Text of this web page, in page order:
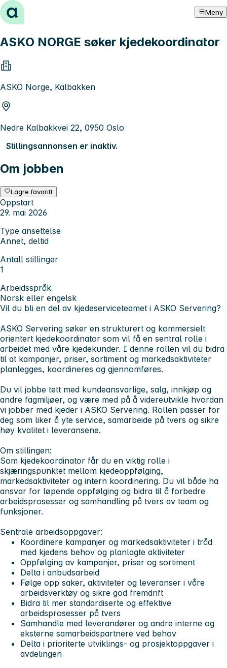
Hopp til innhold Meny
ASKO NORGE søker kjedekoordinator
ASKO Norge, Kalbakken
Nedre Kalbakkvei 22, 0950 Oslo
Stillingsannonsen er inaktiv.
Om jobben
Lagre favoritt
Oppstart
29. mai 2026
Type ansettelse
Annet, deltid
Antall stillinger
1
Arbeidsspråk
Norsk eller engelsk
Vil du bli en del av kjedeserviceteamet i ASKO Servering?
ASKO Servering søker en strukturert og kommersielt
orientert kjedekoordinator som vil få en sentral rolle i
arbeidet med våre kjedekunder. I denne rollen vil du bidra
til at kampanjer, priser, sortiment og markedsaktiviteter
planlegges, koordineres og gjennomføres.
Du vil jobbe tett med kundeansvarlige, salg, innkjøp og
andre fagmiljøer, og være med på å videreutvikle hvordan
vi jobber med kjeder i ASKO Servering. Rollen passer for
deg som liker å yte service, samarbeide på tvers og sikre
høy kvalitet i leveransene.
Om stillingen:
Som kjedekoordinator får du en viktig rolle i
skjæringspunktet mellom kjedeoppfølging,
markedsaktiviteter og intern koordinering. Du vil både ha
ansvar for løpende oppfølging og bidra til å forbedre
arbeidsprosesser og samhandling på tvers av team og
funksjoner.
Sentrale arbeidsoppgaver:
Koordinere kampanjer og markedsaktiviteter i tråd
med kjedens behov og planlagte aktiviteter
Oppfølging av kampanjer, priser og sortiment
Delta i anbudsarbeid
Følge opp saker, aktiviteter og leveranser i våre
arbeidsverktøy og sikre god fremdrift
Bidra til mer standardiserte og effektive
arbeidsprosesser på tvers
Samhandle med leverandører og andre interne og
eksterne samarbeidspartnere ved behov
Delta i prioriterte utviklings- og prosjektoppgaver i
avdelingen